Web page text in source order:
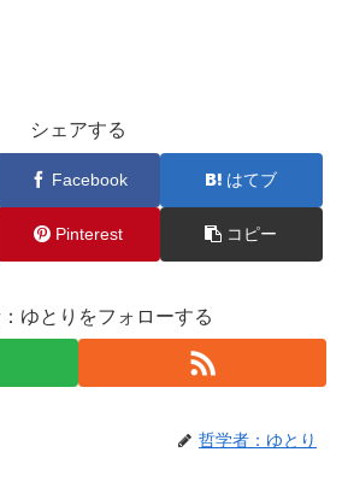
シェアする
Facebook はてブ
Pinterest コピー
ゆとりをフォローする
哲学者：ゆとり